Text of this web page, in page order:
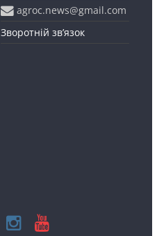
agroc.news@gmail.com
Зворотній зв’язок